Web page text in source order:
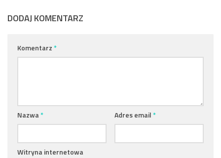
DODAJ KOMENTARZ
Komentarz*
Nazwa* Adres email*
Witryna internetowa